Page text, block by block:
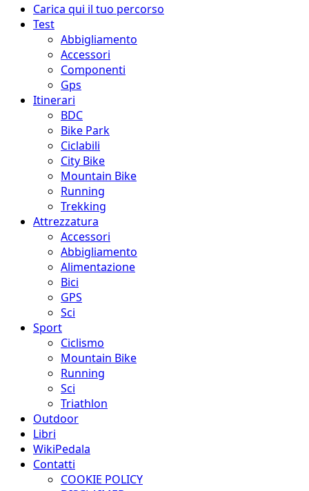
Menu
principale
Carica qui il tuo percorso
Test
Abbigliamento
Accessori
Componenti
Gps
Itinerari
BDC
Bike Park
Ciclabili
City Bike
Mountain Bike
Running
Trekking
Attrezzatura
Accessori
Abbigliamento
Alimentazione
Bici
GPS
Sci
Sport
Ciclismo
Mountain Bike
Running
Sci
Triathlon
Outdoor
Libri
WikiPedala
Contatti
COOKIE POLICY